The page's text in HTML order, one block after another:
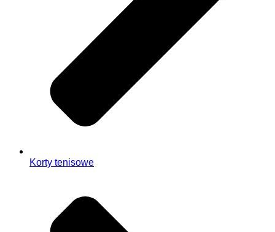
Korty tenisowe